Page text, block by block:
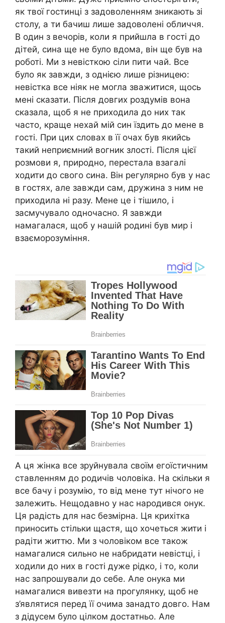
як твої гостинці з задоволенням зникають зі
столу, а ти бачиш лише задоволені обличчя.
В один з вечорів, коли я прийшла в гості до
дітей, сина ще не було вдома, він ще був на
роботі. Ми з невісткою сіли пити чай. Все
було як завжди, з однією лише різницею:
невістка все ніяк не могла зважитися, щось
мені сказати. Після довгих роздумів вона
сказала, щоб я не приходила до них так
часто, краще нехай мій син їздить до мене в
гості. При цих словах в її очах був якийсь
такий неприємний вогник злості. Після цієї
розмови я, природно, перестала взагалі
ходити до свого сина. Він регулярно був у нас
в гостях, але завжди сам, дружина з ним не
приходила ні разу. Мене це і тішило, і
засмучувало одночасно. Я завжди
намагалася, щоб у нашій родині був мир і
взаєморозуміння.
А ця жінка все зруйнувала своїм егоїстичним
ставленням до родичів чоловіка. На скільки я
все бачу і розумію, то від мене тут нічого не
залежить. Нещодавно у нас народився онук.
Ця радість для нас безмірна. Ця крихітка
приносить стільки щастя, що хочеться жити і
радіти життю. Ми з чоловіком все також
намагалися сильно не набридати невістці, і
ходили до них в гості дуже рідко, і то, коли
нас запрошували до себе. Але онука ми
намагалися вивезти на прогулянку, щоб не
з’являтися перед її очима занадто довго. Нам
з дідусем було цілком достатньо. Але